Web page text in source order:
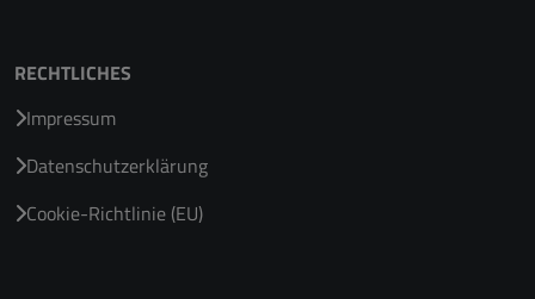
RECHTLICHES
Impressum
Datenschutzerklärung
Cookie-Richtlinie (EU)